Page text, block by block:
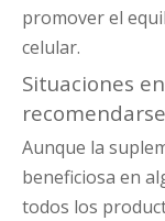
promover el
celular.
Situaciones
Aunque la
beneficiosa en
todos los